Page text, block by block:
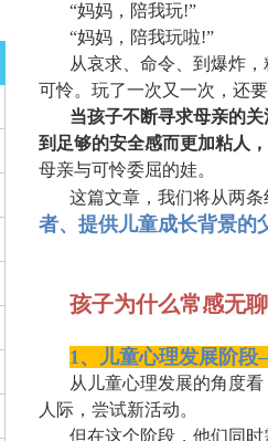
“妈妈，陪我玩!”
“妈妈，陪我玩啦!”
从哀求、命令、到爆炸
可怜。玩了一次又一次，还
当孩子不断寻求母亲的
到足够的安全感而更加粘人
母亲与可怜委屈的娃。
这篇文章，我们将从两
者、提供儿童成长背景的
孩子为什么常感无
1、儿童心理发展阶
从儿童心理发展的角度看
人际，尝试新活动。
但在这个阶段，他们同